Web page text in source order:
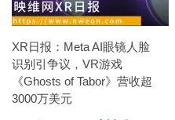
XR日报：Meta AI眼镜人脸
识别引争议，VR游戏
《Ghosts of Tabor》营收超
3000万美元